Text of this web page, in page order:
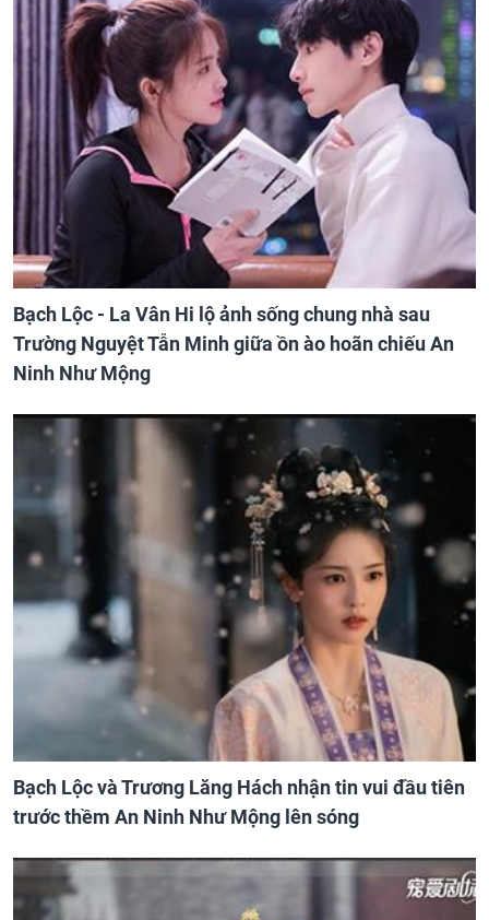
Bạch Lộc - La Vân Hi lộ ảnh sống chung nhà sau
Trường Nguyệt Tẫn Minh giữa ồn ào hoãn chiếu An
Ninh Như Mộng
Bạch Lộc và Trương Lăng Hách nhận tin vui đầu tiên
trước thềm An Ninh Như Mộng lên sóng